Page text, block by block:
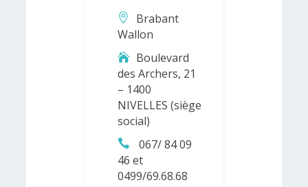
Brabant
Wallon
Boulevard
des Archers, 21
– 1400
NIVELLES (siège
social)
067/ 84 09
46 et
0499/69.68.68